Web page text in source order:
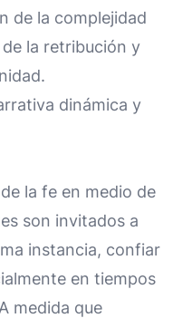
de la complejidad
la retribución y
dinámica y
la fe en medio de
son invitados a
instancia, confiar
en tiempos
medida que